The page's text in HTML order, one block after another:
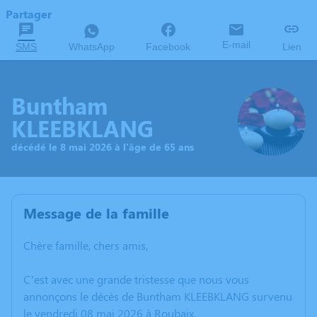
Partager
SMS WhatsApp Facebook E-mail Lien
Buntham
KLEEBKLANG
décédé le 8 mai 2026 à l'âge de 65 ans
Message de la famille
Chère famille, chers amis,
C’est avec une grande tristesse que nous vous
annonçons le décès de Buntham KLEEBKLANG survenu
le vendredi 08 mai 2026 à Roubaix.